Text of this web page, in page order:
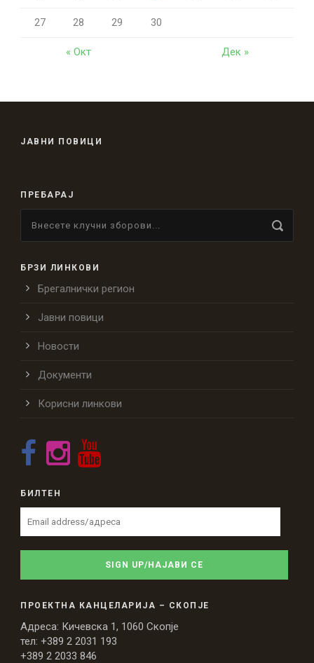
« Окт Дек »
27 28 29 30
ЈАВНИ ПОВИЦИ
ПРЕБАРАЈ
БРЗИ ЛИНКОВИ
Брегалнички регион
Јавни повици
Новости
Документи
Корисни линкови
БИЛТЕН
ПРОЕКТНА КАНЦЕЛАРИЈА – СКОПЈЕ
Адреса: Кичевска 1, 1060 Скопје
тел: +389 2 2031 193
+389 2 2033 846